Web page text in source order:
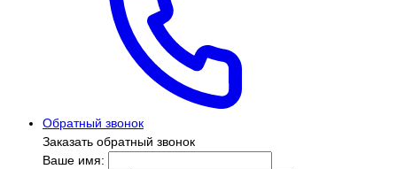
Обратный звонок
Заказать обратный звонок
Ваше имя: